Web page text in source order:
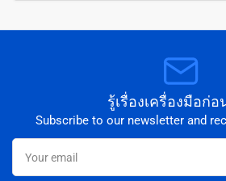
รู้เรื่องเครื่องมือก่อ
Subscribe to our newsletter and
Your
email